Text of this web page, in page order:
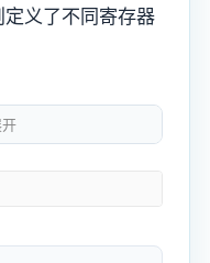
义了不同寄存器